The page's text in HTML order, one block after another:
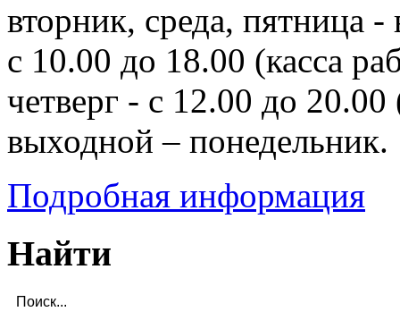
вторник, среда, пятница -
с 10.00 до 18.00 (касса
четверг - с 12.00 до
выходной – понедельник.
Подробная информация
Найти